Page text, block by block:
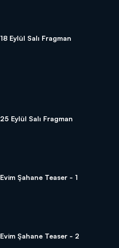
18 Eylül Salı Fragman
25 Eylül Salı Fragman
Evim Şahane Teaser - 1
Evim Şahane Teaser - 2